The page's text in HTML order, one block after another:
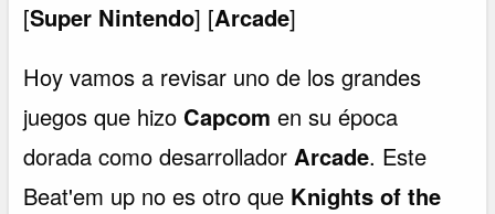
[Super Nintendo] [Arcade]
Hoy vamos a revisar uno de los grandes
juegos que hizo Capcom en su época
dorada como desarrolladorArcade. Este
Beat'em up no es otro que Knights of the